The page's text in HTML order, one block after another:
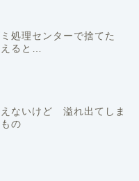
処理センターで捨てた
ると…
えないけど 溢れ出てしま
の